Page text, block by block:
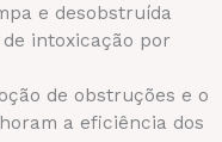
e desobstruída
intoxicação por
de obstruções e o
a eficiência dos